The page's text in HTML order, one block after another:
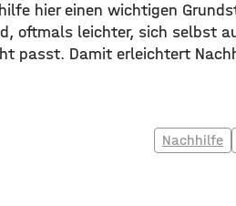
hier einen wichtigen
oftmals leichter, sich selbst
passt. Damit erleichtert
Nachhilfe